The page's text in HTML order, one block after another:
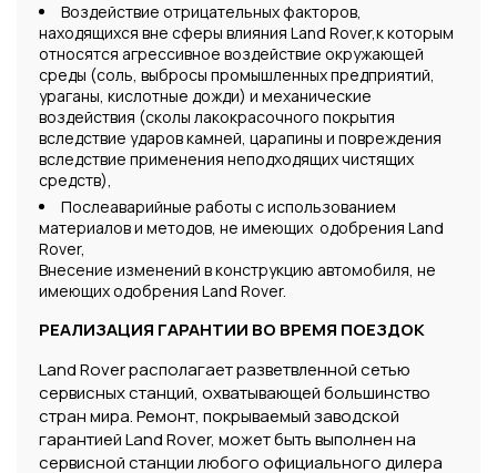
Воздействие отрицательных факторов,
находящихся вне сферы влияния Land Rover,к которым
относятся агрессивное воздействие окружающей
среды (соль, выбросы промышленных предприятий,
ураганы, кислотные дожди) и механические
воздействия (сколы лакокрасочного покрытия
вследствие ударов камней, царапины и повреждения
вследствие применения неподходящих чистящих
средств),
Послеаварийные работы с использованием
материалов и методов, не имеющих одобрения Land
Rover,
Внесение изменений в конструкцию автомобиля, не
имеющих одобрения Land Rover.
РЕАЛИЗАЦИЯ ГАРАНТИИ ВО ВРЕМЯ ПОЕЗДОК
Land Rover располагает разветвленной сетью
сервисных станций, охватывающей большинство
стран мира. Ремонт, покрываемый заводской
гарантией Land Rover, может быть выполнен на
сервисной станции любого официального дилера